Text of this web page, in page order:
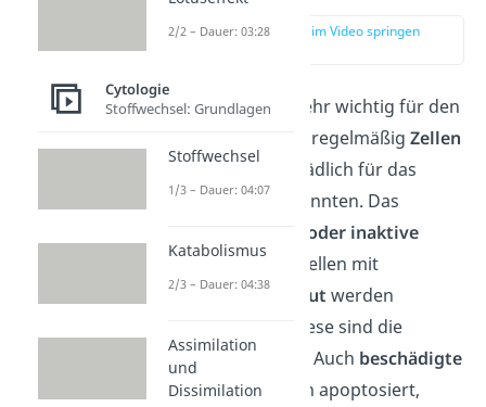
zur Stelle im Video springen
Die Apoptose ist sehr wichtig für den
Körper. Es werden regelmäßigZellen
eliminiert, die schädlich für das
Lebewesen sein könnten. Das
entartete oder inaktive
Zellensein. Auch Zellen mit
verändertem Erbgut werden
eliminiert. Denn diese sind die
Ursache für Krebs. Auch beschädigte
Keimzellenwerden apoptosiert,
2/2 – Dauer: 03:28
Cytologie
Stoffwechsel: Grundlagen
Stoffwechsel
1/3 – Dauer: 04:07
Katabolismus
2/3 – Dauer: 04:38
Assimilation
und
Dissimilation